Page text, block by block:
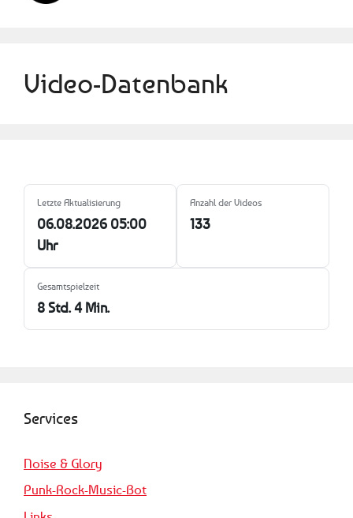
Video-Datenbank
Letzte Aktualisierung
06.08.2026 05:00
Uhr
Anzahl der Videos
133
Gesamtspielzeit
8 Std. 4 Min.
Services
Noise & Glory
Punk-Rock-Music-Bot